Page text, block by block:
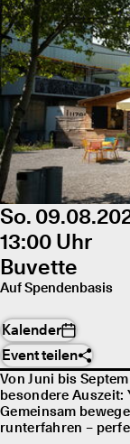
So.
13:00 Uhr
Buvette
Auf Spendenbasis
Kalender
Event teilen
Von Juni bis
besondere Auszeit:
Gemeinsam
runterfahren –